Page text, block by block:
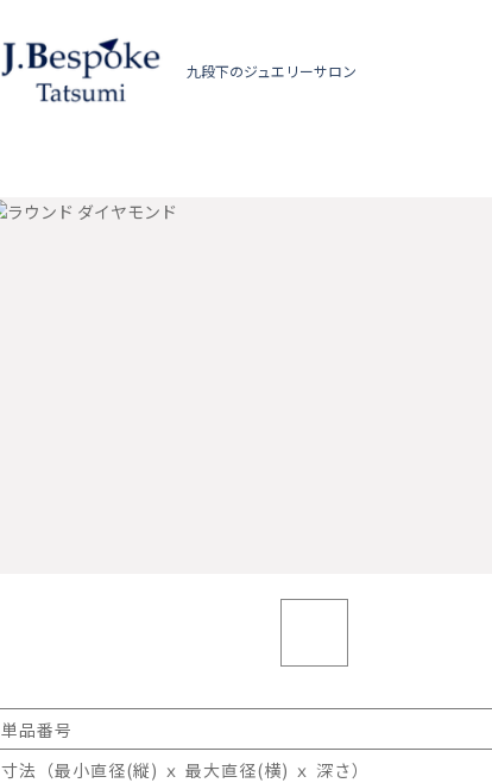
九段下のジュエリーサロン
単品番号
寸法（最小直径(縦) ｘ 最大直径(横) ｘ 深さ）